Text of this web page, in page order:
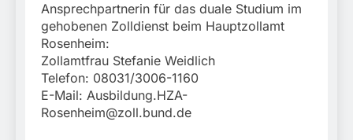
Ansprechpartnerin für das duale Studium im
gehobenen Zolldienst beim Hauptzollamt
Rosenheim:
Zollamtfrau Stefanie Weidlich
Telefon: 08031/3006-1160
E-Mail: Ausbildung.HZA-
Rosenheim@zoll.bund.de